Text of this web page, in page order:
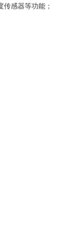
感器等功能；